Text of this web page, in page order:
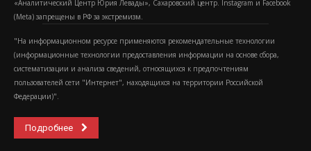
«Аналитический Центр Юрия Левады», Сахаровский центр. Instagram и Facebook
(Metа) запрещены в РФ за экстремизм.
"На информационном ресурсе применяются рекомендательные технологии
(информационные технологии предоставления информации на основе сбора,
систематизации и анализа сведений, относящихся к предпочтениям
пользователей сети "Интернет", находящихся на территории Российской
Федерации)".
Подробнее